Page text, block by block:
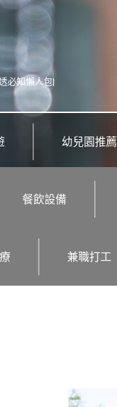
必知懶人包|
幼兒園推薦
餐飲設備
兼職打工